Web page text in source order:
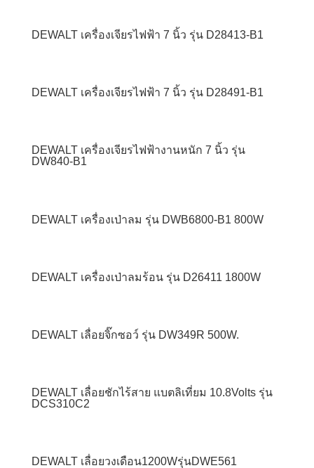
DEWALT เครื่องเจียรไฟฟ้า 7 นิ้ว รุ่น D28413-B1
DEWALT เครื่องเจียรไฟฟ้า 7 นิ้ว รุ่น D28491-B1
DEWALT เครื่องเจียรไฟฟ้างานหนัก 7 นิ้ว รุ่น
DW840-B1
DEWALT เครื่องเป่าลม รุ่น DWB6800-B1 800W
DEWALT เครื่องเป่าลมร้อน รุ่น D26411 1800W
DEWALT เลื่อยจิ๊กซอว์ รุ่น DW349R 500W.
DEWALT เลื่อยชักไร้สาย แบตลิเที่ยม 10.8Volts รุ่น
DCS310C2
DEWALT เลื่อยวงเดือน1200Wรุ่นDWE561